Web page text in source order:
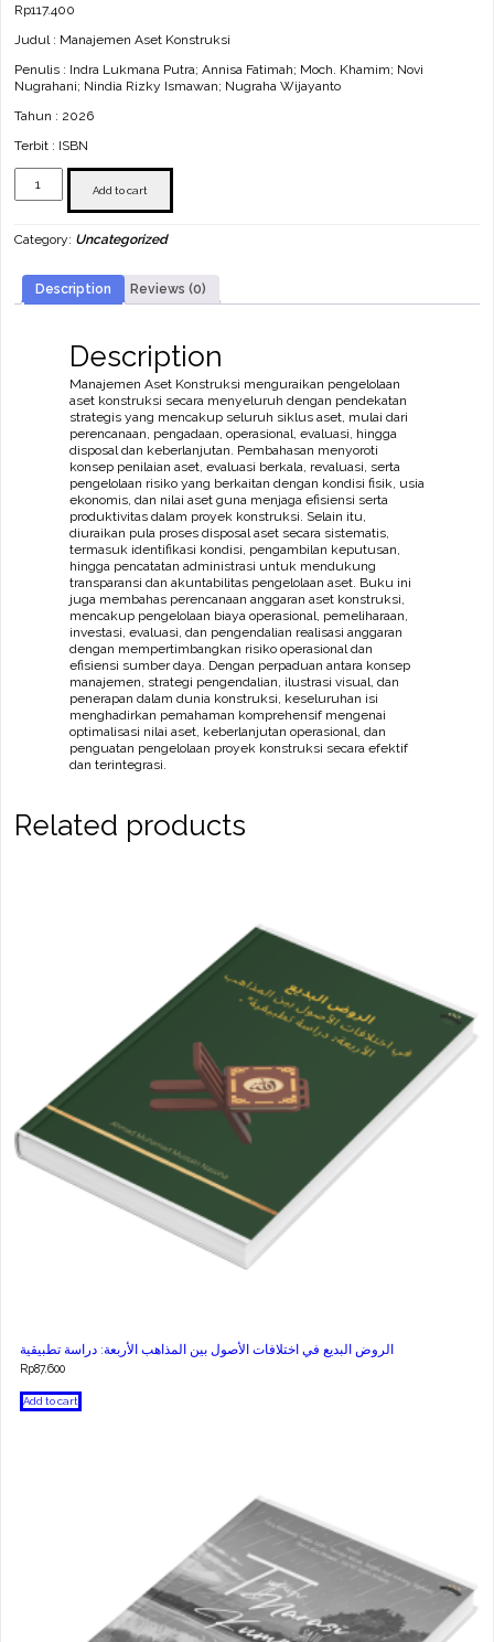
Rp117.400
Judul : Manajemen Aset Konstruksi
Penulis : Indra Lukmana Putra; Annisa Fatimah; Moch. Khamim; Novi
Nugrahani; Nindia Rizky Ismawan; Nugraha Wijayanto
Tahun : 2026
Terbit : ISBN
Manajemen
Aset
Konstruksi
Add to cart
Category: Uncategorized
Description Reviews (0)
Description
Manajemen Aset Konstruksi menguraikan pengelolaan
aset konstruksi secara menyeluruh dengan pendekatan
strategis yang mencakup seluruh siklus aset, mulai dari
perencanaan, pengadaan, operasional, evaluasi, hingga
disposal dan keberlanjutan. Pembahasan menyoroti
konsep penilaian aset, evaluasi berkala, revaluasi, serta
pengelolaan risiko yang berkaitan dengan kondisi fisik, usia
ekonomis, dan nilai aset guna menjaga efisiensi serta
produktivitas dalam proyek konstruksi. Selain itu,
diuraikan pula proses disposal aset secara sistematis,
termasuk identifikasi kondisi, pengambilan keputusan,
hingga pencatatan administrasi untuk mendukung
transparansi dan akuntabilitas pengelolaan aset. Buku ini
juga membahas perencanaan anggaran aset konstruksi,
mencakup pengelolaan biaya operasional, pemeliharaan,
investasi, evaluasi, dan pengendalian realisasi anggaran
dengan mempertimbangkan risiko operasional dan
efisiensi sumber daya. Dengan perpaduan antara konsep
manajemen, strategi pengendalian, ilustrasi visual, dan
penerapan dalam dunia konstruksi, keseluruhan isi
menghadirkan pemahaman komprehensif mengenai
optimalisasi nilai aset, keberlanjutan operasional, dan
penguatan pengelolaan proyek konstruksi secara efektif
dan terintegrasi.
Related products
الروض البديع في اختلافات الأصول بين المذاهب الأربعة: دراسة تطبيقية
Rp87.600
Add to cart